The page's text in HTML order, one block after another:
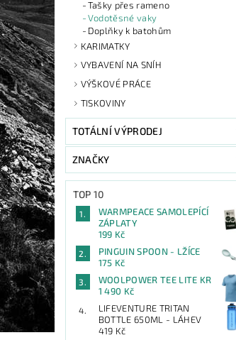
Tašky přes rameno
Vodotěsné vaky
Doplňky k batohům
KARIMATKY
VYBAVENÍ NA SNÍH
VÝŠKOVÉ PRÁCE
TISKOVINY
TOTÁLNÍ VÝPRODEJ
ZNAČKY
TOP 10
WARMPEACE SAMOLEPÍCÍ
ZÁPLATY
199 Kč
PINGUIN SPOON - LŽÍCE
175 Kč
WOOLPOWER TEE LITE KR
1 490 Kč
LIFEVENTURE TRITAN
BOTTLE 650ML - LÁHEV
419 Kč